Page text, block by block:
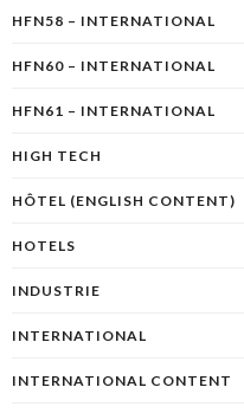
HFN58 – INTERNATIONAL
HFN60 – INTERNATIONAL
HFN61 – INTERNATIONAL
HIGH TECH
HÔTEL (ENGLISH CONTENT)
HOTELS
INDUSTRIE
INTERNATIONAL
INTERNATIONAL CONTENT